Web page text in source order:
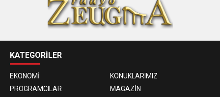
KATEGORİLER
EKONOMİ
KONUKLARIMIZ
PROGRAMCILAR
MAGAZİN